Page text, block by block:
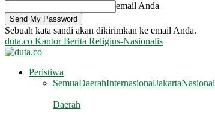
email Anda
Sebuah kata sandi akan dikirimkan ke email Anda.
duta.co Kantor Berita Religius-Nasionalis
Peristiwa
SemuaDaerahInternasionalJakartaNasional
Daerah